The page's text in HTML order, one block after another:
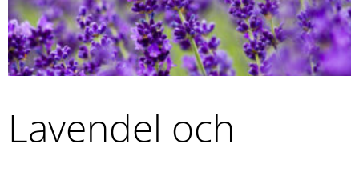
Lavendel och